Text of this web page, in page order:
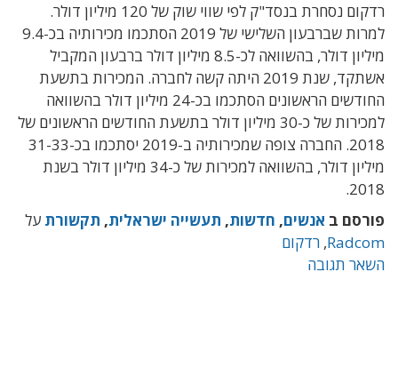
רדקום נסחרת בנסד"ק לפי שווי שוק של 120 מיליון דולר.
למרות שברבעון השלישי של 2019 הסתכמו מכירותיה בכ-9.4
מיליון דולר, בהשוואה לכ-8.5 מיליון דולר ברבעון המקביל
אשתקד, שנת 2019 היתה קשה לחברה. המכירות בתשעת
החודשים הראשונים הסתכמו בכ-24 מיליון דולר בהשוואה
למכירות של כ-30 מיליון דולר בתשעת החודשים הראשונים של
2018. החברה צופה שמכירותיה ב-2019 יסתכמו בכ-31-33
מיליון דולר, בהשוואה למכירות של כ-34 מיליון דולר בשנת
2018.
פורסם ב אנשים, חדשות, תעשייה ישראלית, תקשורת על
Radcom
, רדקום
השאר תגובה